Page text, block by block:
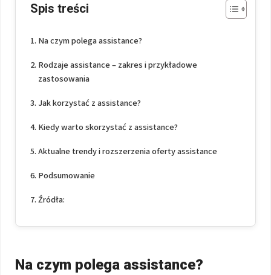
Spis treści
Na czym polega assistance?
Rodzaje assistance – zakres i przykładowe
zastosowania
Jak korzystać z assistance?
Kiedy warto skorzystać z assistance?
Aktualne trendy i rozszerzenia oferty assistance
Podsumowanie
Źródła:
Na czym polega assistance?